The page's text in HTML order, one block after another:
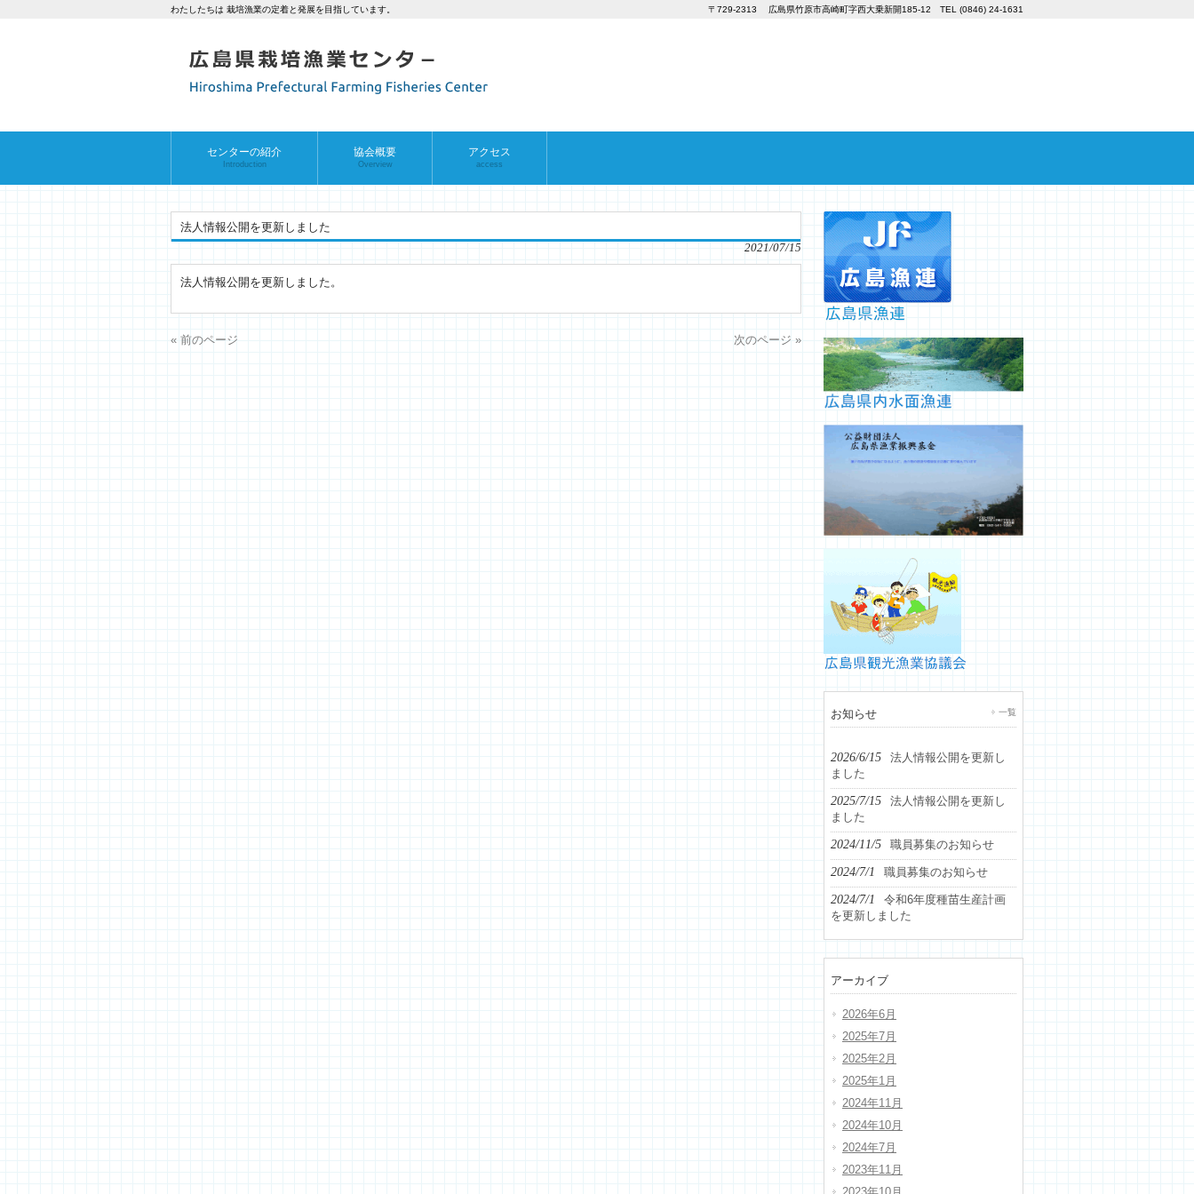
わたしたちは 栽培漁業の定着と発展を目指しています。 〒729-2313 広島県竹原市高崎町字西大乗新開185-12 TEL (0846) 24-1631
センターの紹介
Introduction
協会概要
Overview
アクセス
access
法人情報公開を更新しました
2021/07/15
法人情報公開を更新しました。
« 前のページ 次のページ »
お知らせ 一覧
2026/6/15
法人情報公開を更新し
ました
2025/7/15
法人情報公開を更新し
ました
2024/11/5 職員募集のお知らせ
2024/7/1 職員募集のお知らせ
2024/7/1
令和6年度種苗生産計画
を更新しました
アーカイブ
2026年6月
2025年7月
2025年2月
2025年1月
2024年11月
2024年10月
2024年7月
2023年11月